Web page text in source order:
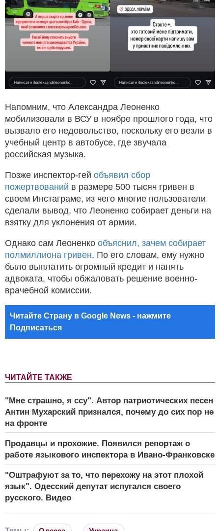
ЧИТАЙТЕ ТАКЖЕ
"Мне страшно, я ссу". Автор патриотических песен
Антин Мухарский признался, почему до сих пор не
на фронте
Продавцы и прохожие. Появился репортаж о
работе языкового инспектора в Ивано-Франковске
"Оштрафуют за то, что перехожу на этот плохой
язык". Одесский депутат испугался своего
русского. Видео
Напомним, что Александра Леоненко
мобилизовали в ВСУ в ноябре прошлого года, что
вызвало его недовольство, поскольку его везли в
учебный центр в автобусе, где звучала
российская музыка.
Позже инспектор-гей объявил сбор
пожертвований в размере 500 тысяч гривен в
своем Инстаграме, из чего многие пользователи
сделали вывод, что Леоненко собирает деньги на
взятку для уклонения от армии.
Однако сам Леоненко объяснил, зачем собирает
полмиллиона гривен. По его словам, ему нужно
было выплатить огромный кредит и нанять
адвоката, чтобы обжаловать решение военно-
врачебной комиссии.
Читайте Страну в Google News - нажмите
Подписаться